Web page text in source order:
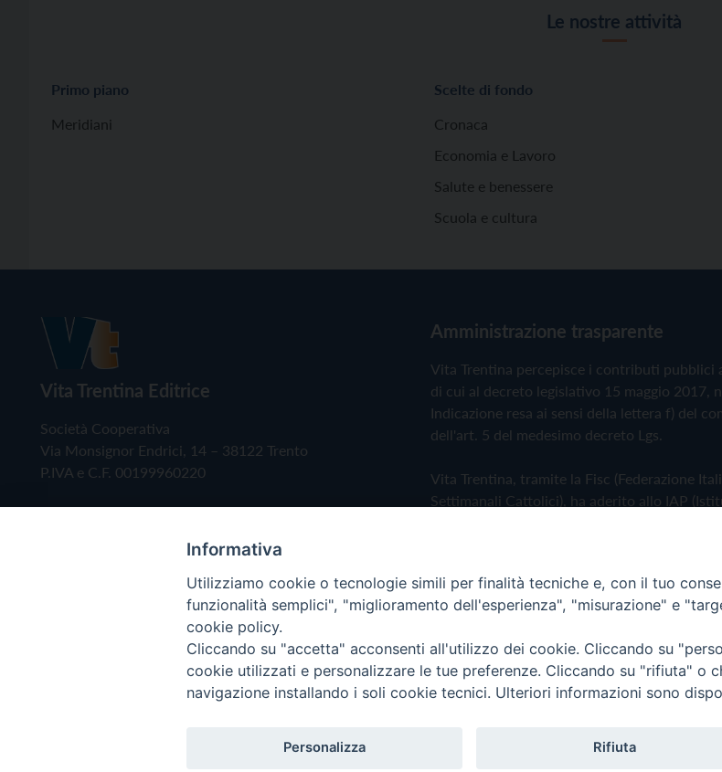
Le nostre attività
Primo piano
Meridiani
Scelte di fondo
Cronaca
Economia e Lavoro
Salute e benessere
Scuola e cultura
Vita Trentina Editrice
Società Cooperativa
Via Monsignor Endrici, 14 – 38122 Trento
P.IVA e C.F. 00199960220
Amministrazione trasparente
Vita Trentina percepisce i contributi pubblici
di cui al decreto legislativo 15 maggio 2017,
Indicazione resa ai sensi della lettera f) del
dell'art. 5 del medesimo decreto Lgs.
Vita Trentina, tramite la Fisc (Federazione
Settimanali Cattolici), ha aderito allo IAP
Privacy Policy Cookie Policy
Copyright © 2019 - Tutti i diritti riservati - Vita Trentina Editrice
Informativa
Utilizziamo cookie o tecnologie simili per finalità tecniche e, con il tuo
funzionalità semplici", "miglioramento dell'esperienza", "misurazione" e
cookie policy.
Cliccando su "accetta" acconsenti all'utilizzo dei cookie. Cliccando su
cookie utilizzati e personalizzare le tue preferenze. Cliccando su "rifiuta" o
navigazione installando i soli cookie tecnici. Ulteriori informazioni sono
Personalizza Rifiuta